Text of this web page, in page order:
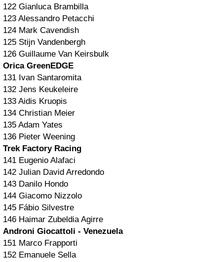
122 Gianluca Brambilla
123 Alessandro Petacchi
124 Mark Cavendish
125 Stijn Vandenbergh
126 Guillaume Van Keirsbulk
Orica GreenEDGE
131 Ivan Santaromita
132 Jens Keukeleire
133 Aidis Kruopis
134 Christian Meier
135 Adam Yates
136 Pieter Weening
Trek Factory Racing
141 Eugenio Alafaci
142 Julian David Arredondo
143 Danilo Hondo
144 Giacomo Nizzolo
145 Fábio Silvestre
146 Haimar Zubeldia Agirre
Androni Giocattoli - Venezuela
151 Marco Frapporti
152 Emanuele Sella